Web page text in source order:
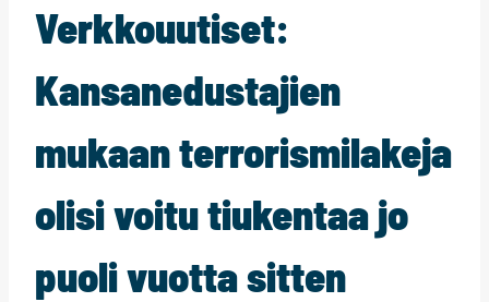
Verkkouutiset:
Kansanedustajien
mukaan terrorismilakeja
olisi voitu tiukentaa jo
puoli vuotta sitten